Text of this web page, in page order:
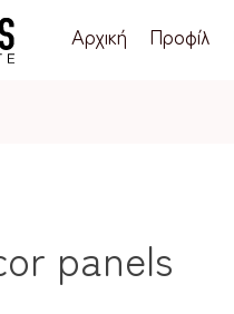
Αρχική Προφίλ
panels